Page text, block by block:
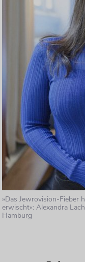
»Das Jewrovision-Fieber
erwischt«: Alexandra
Hamburg